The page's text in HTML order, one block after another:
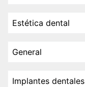
Estética dental
General
Implantes dentales